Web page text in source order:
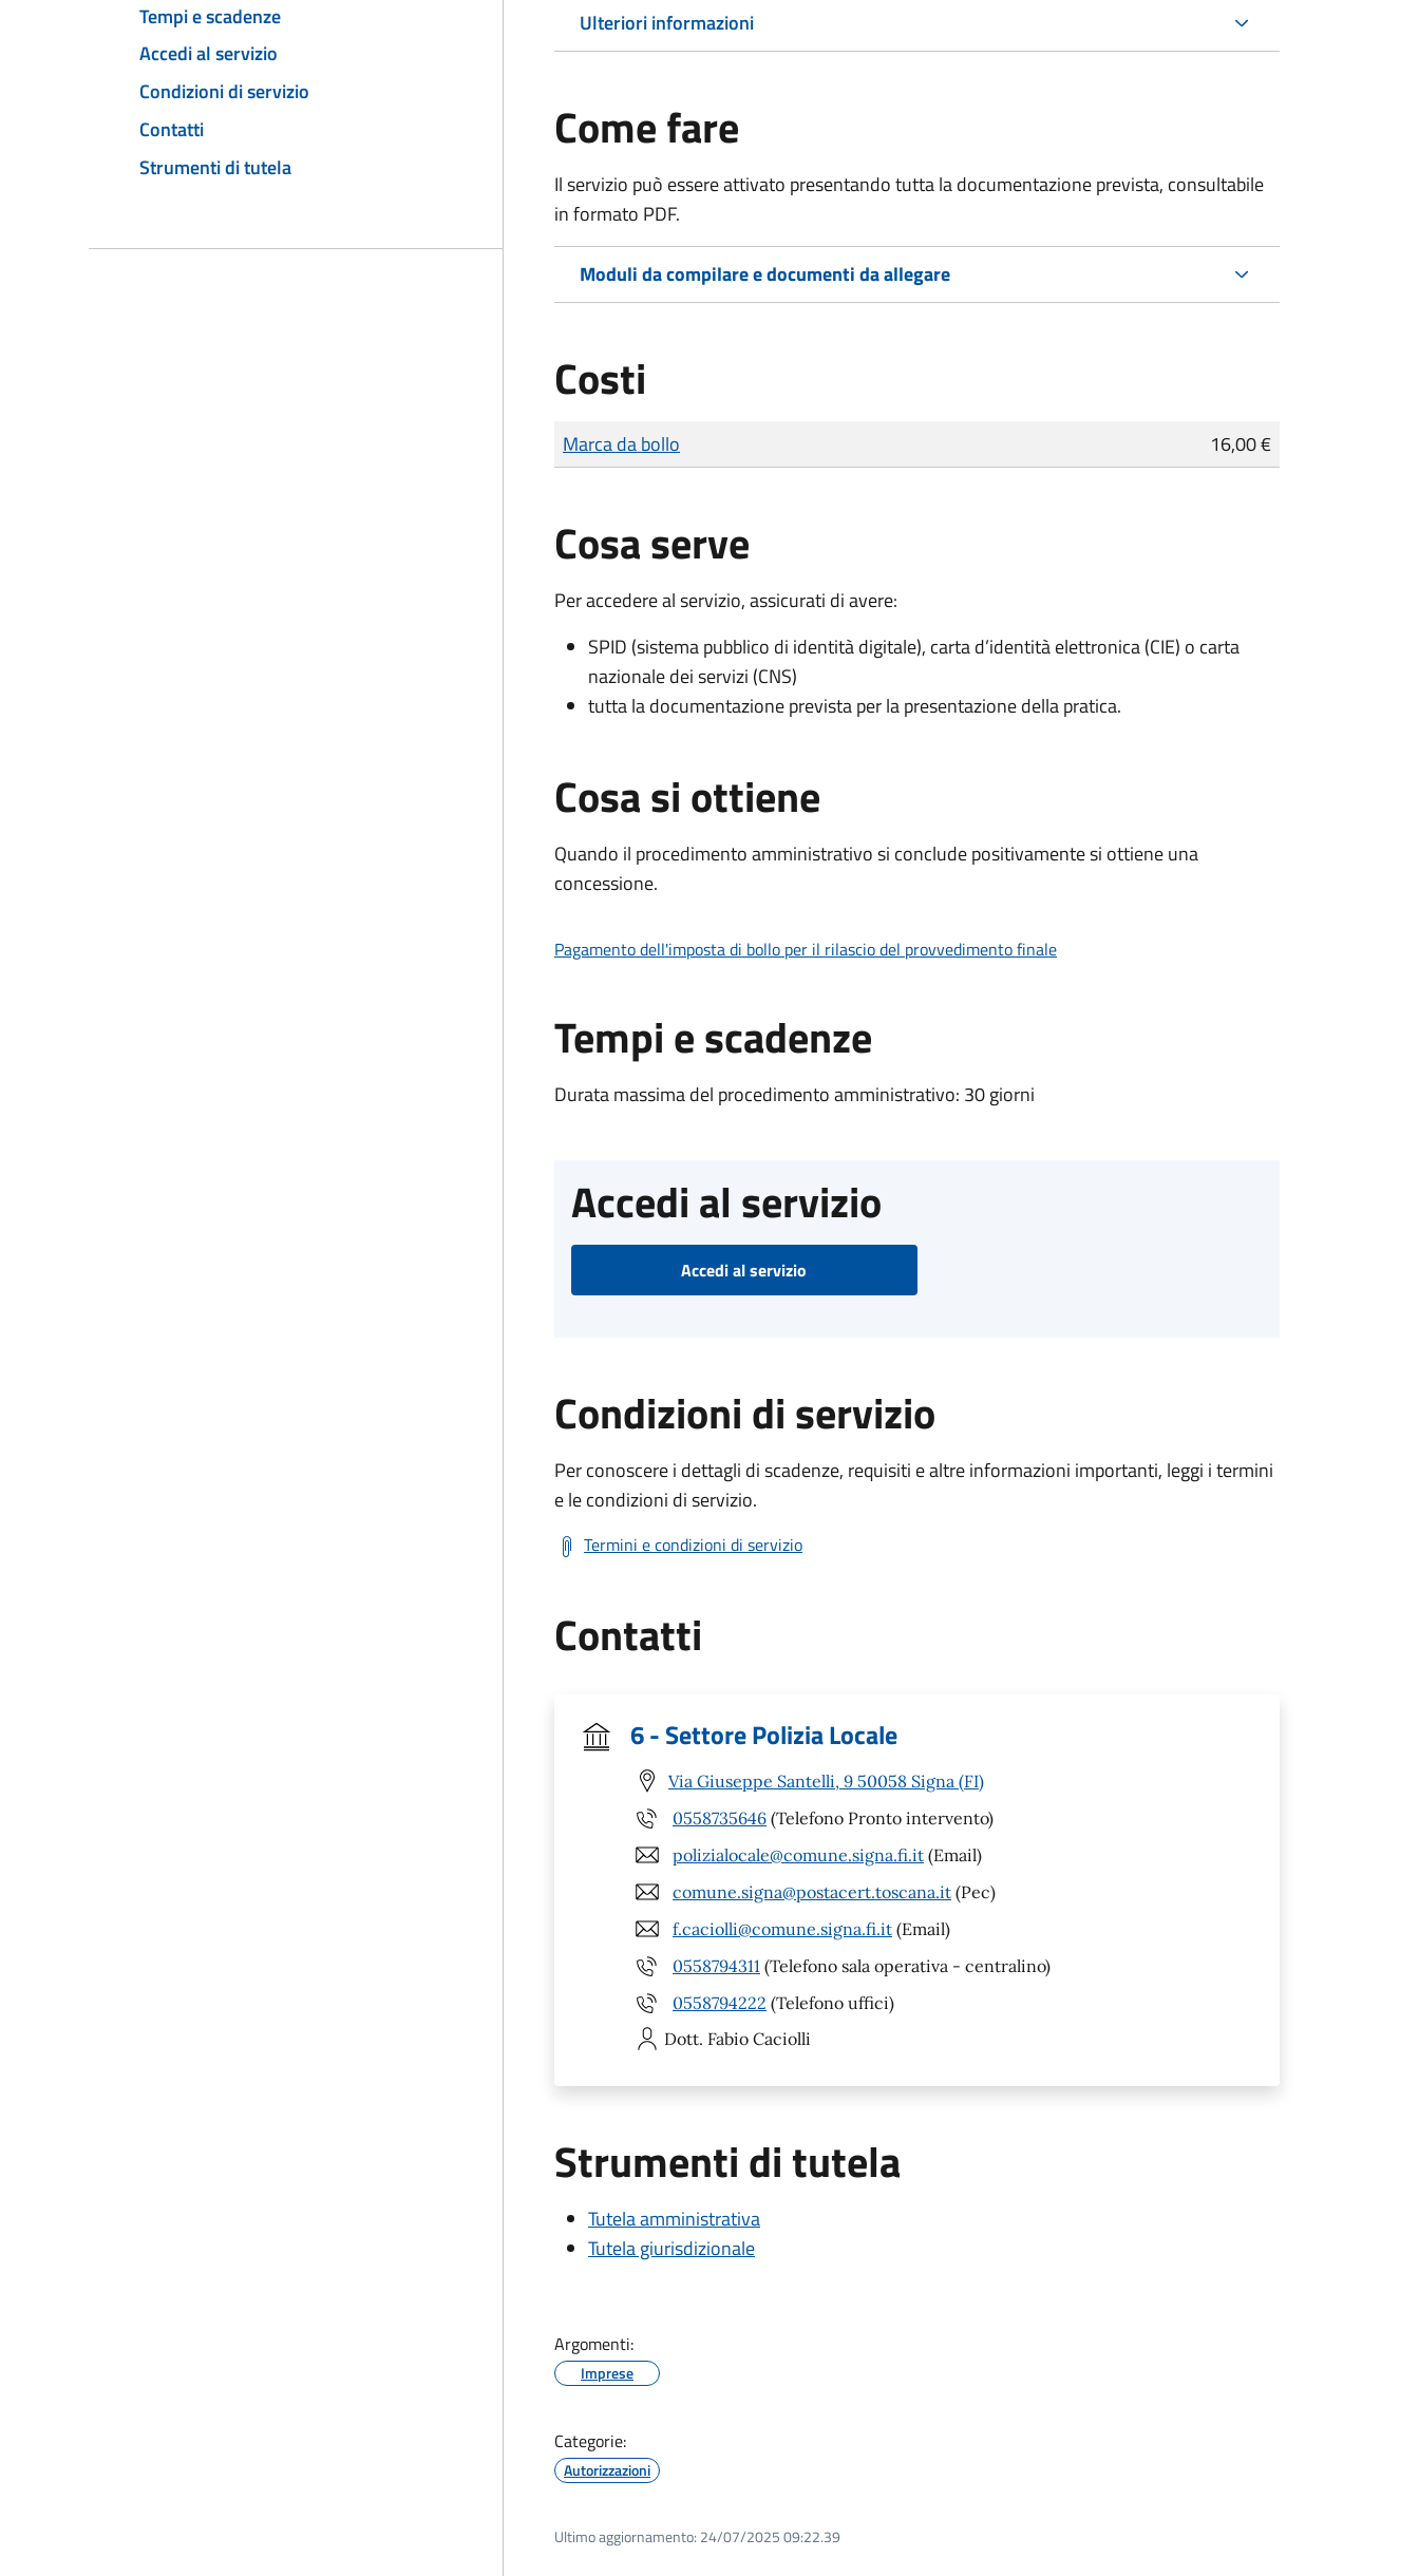
Tempi e scadenze
Accedi al servizio
Condizioni di servizio
Contatti
Strumenti di tutela
Ulteriori informazioni
Come fare
Il servizio può essere attivato presentando tutta la documentazione prevista, consultabile
in formato PDF.
Moduli da compilare e documenti da allegare
Costi
Tipo di pagamento
Importo
Marca da bollo 16,00 €
Cosa serve
Per accedere al servizio, assicurati di avere:
SPID (sistema pubblico di identità digitale), carta d’identità elettronica (CIE) o carta
nazionale dei servizi (CNS)
tutta la documentazione prevista per la presentazione della pratica.
Cosa si ottiene
Quando il procedimento amministrativo si conclude positivamente si ottiene una
concessione.
Pagamento dell'imposta di bollo per il rilascio del provvedimento finale
Tempi e scadenze
Durata massima del procedimento amministrativo: 30 giorni
Accedi al servizio
Accedi al servizio
Condizioni di servizio
Per conoscere i dettagli di scadenze, requisiti e altre informazioni importanti, leggi i termini
e le condizioni di servizio.
Termini e condizioni di servizio
Contatti
6 - Settore Polizia Locale
Via Giuseppe Santelli, 9 50058 Signa (FI)
0558735646 (Telefono Pronto intervento)
polizialocale@comune.signa.fi.it (Email)
comune.signa@postacert.toscana.it (Pec)
f.caciolli@comune.signa.fi.it (Email)
0558794311 (Telefono sala operativa - centralino)
0558794222 (Telefono uffici)
Dott. Fabio Caciolli
Strumenti di tutela
Tutela amministrativa
Tutela giurisdizionale
Argomenti:
Imprese
Categorie:
Autorizzazioni
Ultimo aggiornamento: 24/07/2025 09:22.39